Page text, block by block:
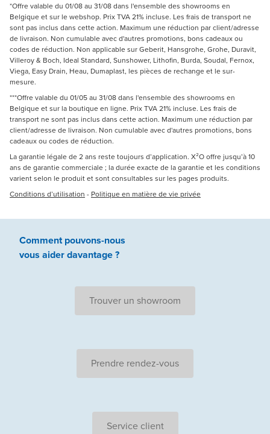
*Offre valable du 01/08 au 31/08 dans l'ensemble des showrooms en
Belgique et sur le webshop. Prix TVA 21% incluse. Les frais de transport ne
sont pas inclus dans cette action. Maximum une réduction par client/adresse
de livraison. Non cumulable avec d'autres promotions, bons cadeaux ou
codes de réduction. Non applicable sur Geberit, Hansgrohe, Grohe, Duravit,
Villeroy & Boch, Ideal Standard, Sunshower, Lithofin, Burda, Soudal, Fernox,
Viega, Easy Drain, Heau, Dumaplast, les pièces de rechange et le sur-
mesure.
***Offre valable du 01/05 au 31/08 dans l'ensemble des showrooms en
Belgique et sur la boutique en ligne. Prix TVA 21% incluse. Les frais de
transport ne sont pas inclus dans cette action. Maximum une réduction par
client/adresse de livraison. Non cumulable avec d'autres promotions, bons
cadeaux ou codes de réduction.
La garantie légale de 2 ans reste toujours d’application. X²O offre jusqu’à 10
ans de garantie commerciale ; la durée exacte de la garantie et les conditions
varient selon le produit et sont consultables sur les pages produits.
Conditions d’utilisation - Politique en matière de vie privée
Comment pouvons-nous
vous aiderdavantage ?
Trouver un showroom
Prendre rendez-vous
Service client